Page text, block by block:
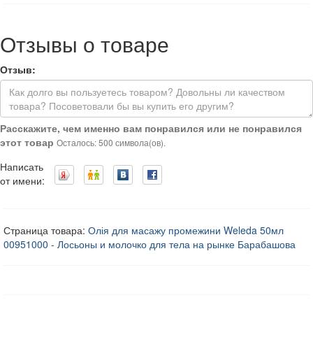
Отзывы о товаре
Отзыв:
Расскажите, чем именно вам понравился или не понравился
этот товар Осталось: 500 символа(ов).
Написать
от имени:
Страница товара: Олія для масажу промежини Weleda 50мл
00951000 - Лосьоны и молочко для тела на рынке Барабашова